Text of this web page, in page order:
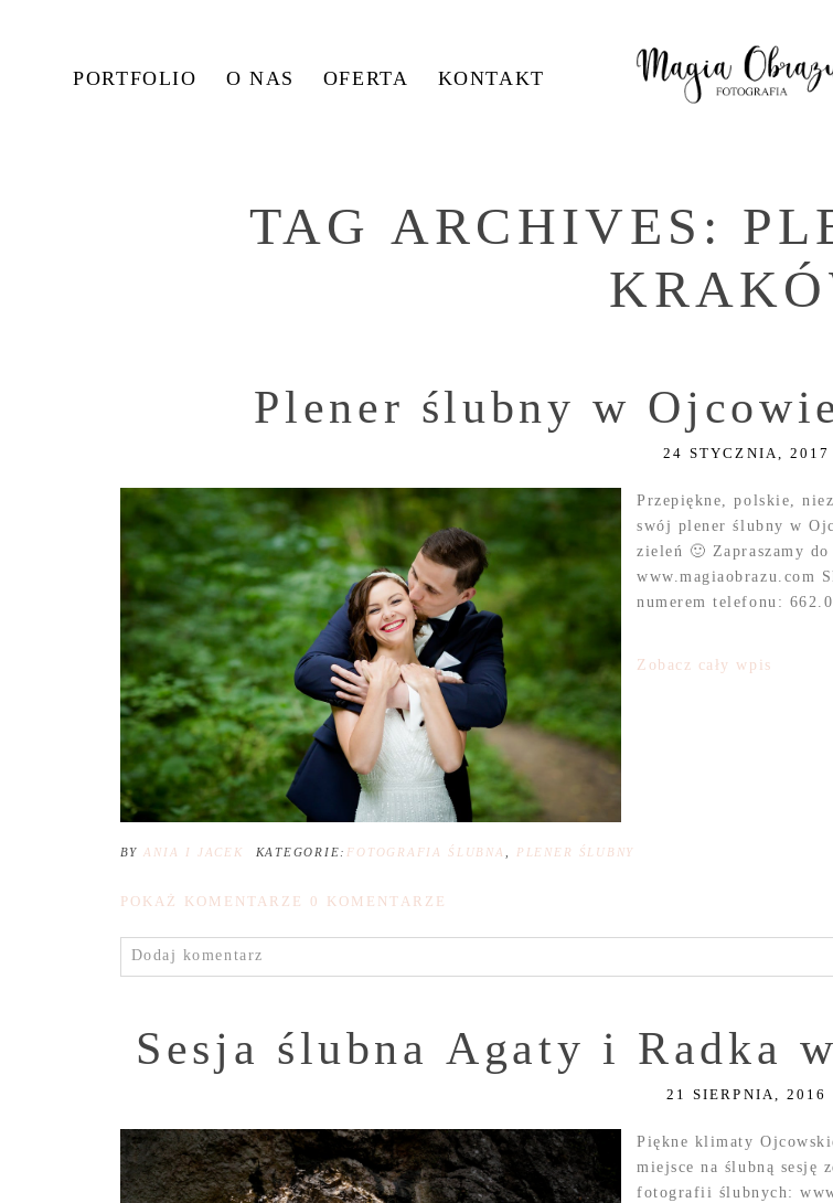
PORTFOLIO O NAS OFERTA KONTAKT
TAG ARCHIVES:
Plener ślubny w
24 STYCZNIA, 2017
Przepiękne, polskie,
swój plener ślubny w
zieleń 🙂 Zapraszamy
www.magiaobrazu.com
numerem telefonu:
Zobacz cały wpis
BY ANIA I JACEK KATEGORIE: FOTOGRAFIA ŚLUBNA PLENER ŚLUBNY
POKAŻ KOMENTARZE 0 KOMENTARZE
Dodaj komentarz
Sesja ślubna Agaty i Radka
21 SIERPNIA, 2016
Piękne klimaty
miejsce na ślubną sesję
fotografii ślubnych: